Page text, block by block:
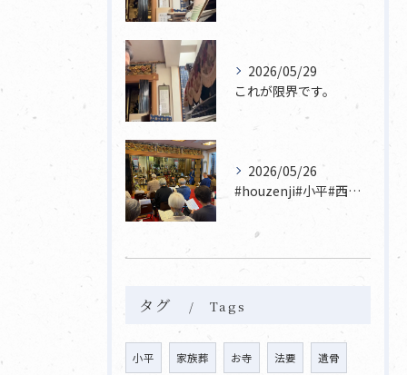
2026/05/29
これが限界です。
2026/05/26
#houzenji#小平#西東京市#東村山#立川市国分寺市寺...
タグ Tags
小平 家族葬 お寺 法要 遺骨